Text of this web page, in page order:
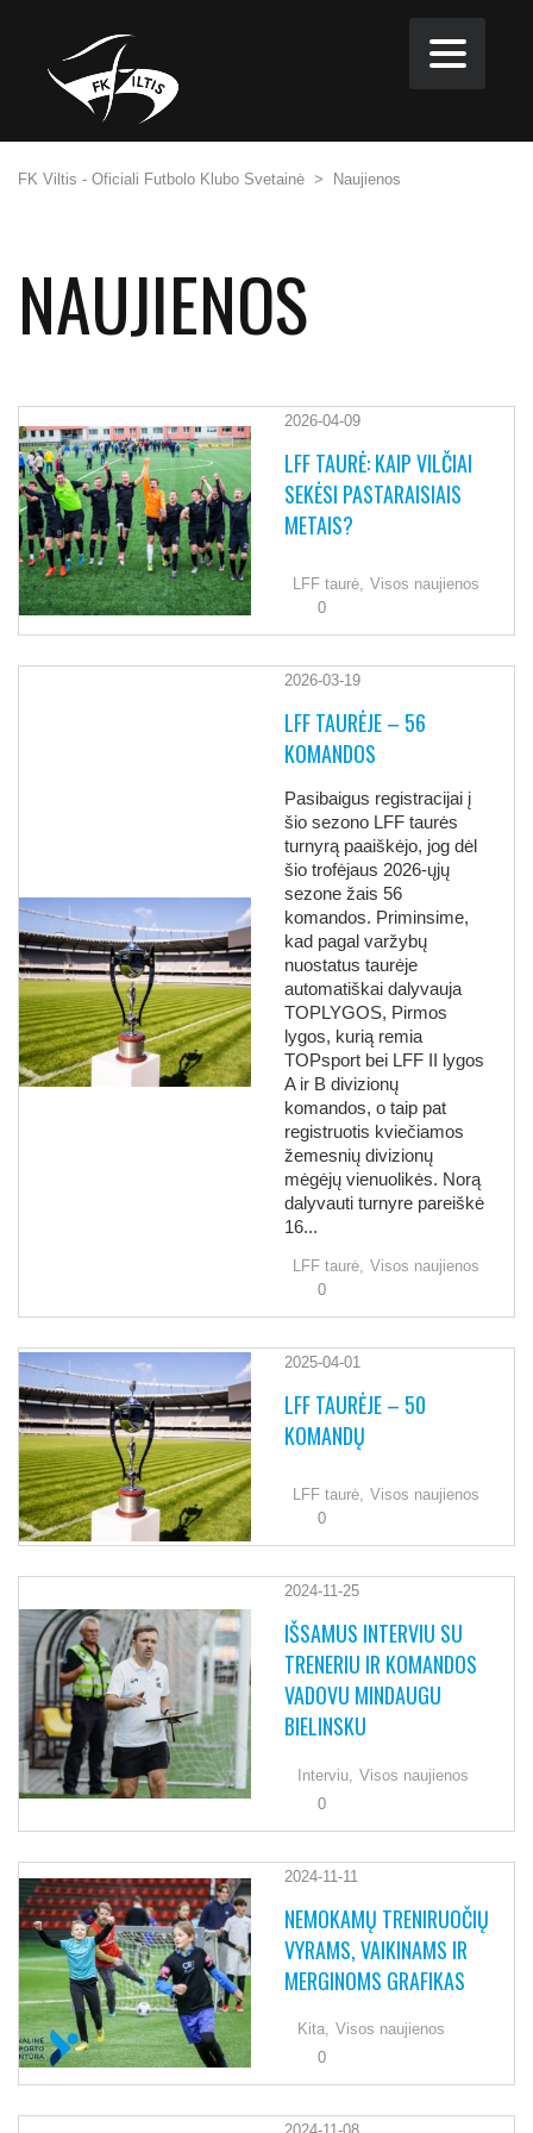
FK Viltis - Oficiali Futbolo Klubo Svetainė > Naujienos
NAUJIENOS
2026-04-09
LFF TAURĖ: KAIP VILČIAI
SEKĖSI PASTARAISIAIS
METAIS?
LFF taurė, Visos naujienos
0
2026-03-19
LFF TAURĖJE – 56
KOMANDOS
Pasibaigus registracijai į
šio sezono LFF taurės
turnyrą paaiškėjo, jog dėl
šio trofėjaus 2026-ųjų
sezone žais 56
komandos. Priminsime,
kad pagal varžybų
nuostatus taurėje
automatiškai dalyvauja
TOPLYGOS, Pirmos
lygos, kurią remia
TOPsport bei LFF II lygos
A ir B divizionų
komandos, o taip pat
registruotis kviečiamos
žemesnių divizionų
mėgėjų vienuolikės. Norą
dalyvauti turnyre pareiškė
16...
LFF taurė,
Visos naujienos
0
2025-04-01
LFF TAURĖJE – 50
KOMANDŲ
LFF taurė, Visos naujienos
0
2024-11-25
IŠSAMUS INTERVIU SU
TRENERIU IR KOMANDOS
VADOVU MINDAUGU
BIELINSKU
Interviu, Visos naujienos
0
2024-11-11
NEMOKAMŲ TRENIRUOČIŲ
VYRAMS, VAIKINAMS IR
MERGINOMS GRAFIKAS
Kita, Visos naujienos
0